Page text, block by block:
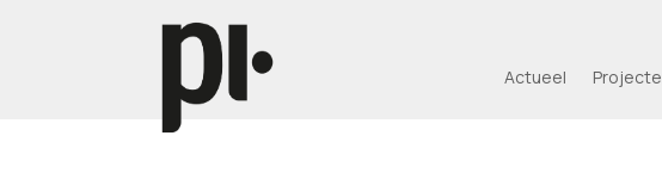
Actueel